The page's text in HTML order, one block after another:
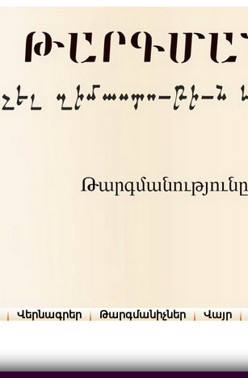
Վերնագրեր Թարգմանիչներ Վայր